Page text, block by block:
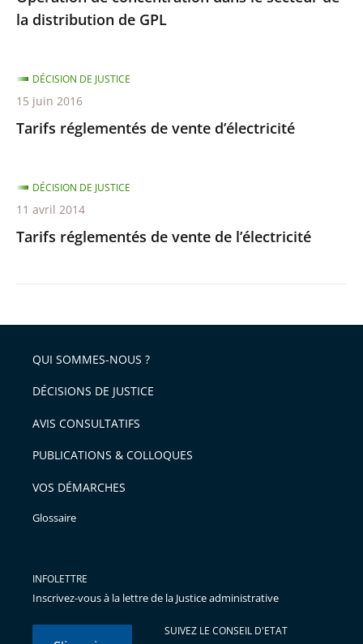
la distribution de GPL
Tarifs réglementés de vente d’électricité
DÉCISION DE JUSTICE
15 juin 2016
Tarifs réglementés de vente de l’électricité
DÉCISION DE JUSTICE
11 avril 2014
QUI SOMMES-NOUS ?
DÉCISIONS DE JUSTICE
AVIS CONSULTATIFS
PUBLICATIONS & COLLOQUES
VOS DÉMARCHES
Glossaire
INFOLETTRE
Inscrivez-vous à la lettre de la Justice administrative
SUIVEZ LE CONSEIL D'ETAT